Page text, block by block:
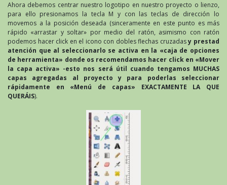
Ahora debemos centrar nuestro logotipo en nuestro proyecto o lienzo,
para ello presionamos la tecla M y con las teclas de dirección lo
movemos a la posición deseada (sinceramente en este punto es más
rápido «arrastar y soltar» por medio del ratón, asimismo con ratón
podemos hacer click en el icono con dobles flechas cruzadasy prestad
atención que al seleccionarlo se activa en la «caja de opciones
de herramienta» donde os recomendamos hacer click en «Mover
la capa activa» -esto nos será útil cuando tengamos MUCHAS
capas agregadas al proyecto y para poderlas seleccionar
rápidamente en «Menú de capas» EXACTAMENTE LA QUE
QUERÁIS).